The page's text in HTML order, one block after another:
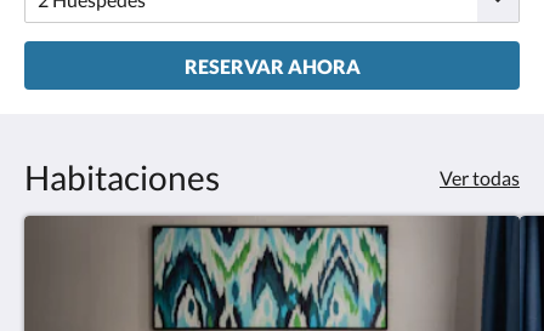
RESERVAR AHORA
Habitaciones Ver todas